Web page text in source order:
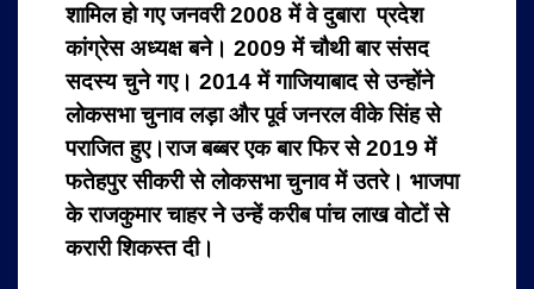
शामिल हो गए जनवरी 2008 में वे दुबारा प्रदेश
कांग्रेस अध्यक्ष बने। 2009 में चौथी बार संसद
सदस्य चुने गए। 2014 में गाजियाबाद से उन्होंने
लोकसभा चुनाव लड़ा और पूर्व जनरल वीके सिंह से
पराजित हुए।राज बब्बर एक बार फिर से 2019 में
फतेहपुर सीकरी से लोकसभा चुनाव में उतरे। भाजपा
के राजकुमार चाहर ने उन्हें करीब पांच लाख वोटों से
करारी शिकस्त दी।